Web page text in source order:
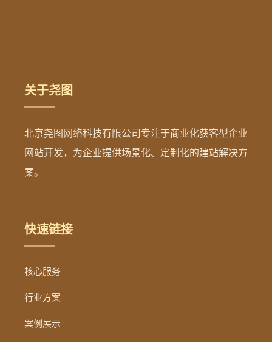
关于尧图
北京尧图网络科技有限公司专注于商业化获客型企业
网站开发，为企业提供场景化、定制化的建站解决方
案。
快速链接
核心服务
行业方案
案例展示